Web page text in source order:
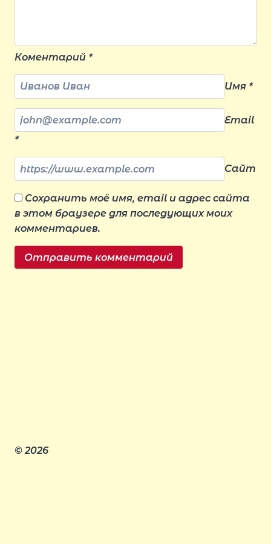
Коментарий *
Имя *
Email
*
Сайт
Сохранить моё имя, email и адрес сайта
в этом браузере для последующих моих
комментариев.
© 2026